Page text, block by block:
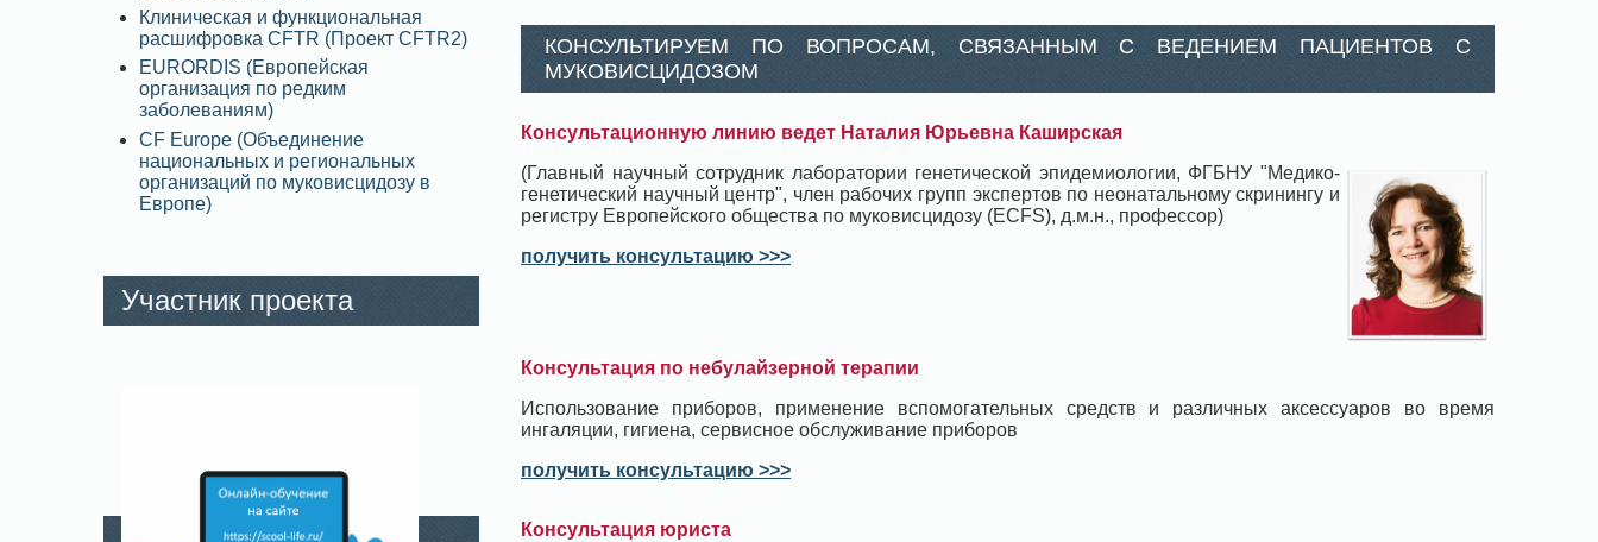
КОНСУЛЬТИРУЕМ ПО ВОПРОСАМ, СВЯЗАННЫМ С ВЕДЕНИЕМ ПАЦИЕНТОВ С
МУКОВИСЦИДОЗОМ
Консультационную линию ведет Наталия Юрьевна Каширская
(Главный научный сотрудник лаборатории генетической эпидемиологии, ФГБНУ "Медико-
генетический научный центр", член рабочих групп экспертов по неонатальному скринингу и
регистру Европейского общества по муковисцидозу (ECFS), д.м.н., профессор)
получить консультацию >>>
Консультация по небулайзерной терапии
Использование приборов, применение вспомогательных средств и различных аксессуаров во время
ингаляции, гигиена, сервисное обслуживание приборов
получить консультацию >>>
Консультация юриста
Клиническая и функциональная
расшифровка CFTR (Проект CFTR2)
EURORDIS (Европейская
организация по редким
заболеваниям)
CF Europe (Объединение
национальных и региональных
организаций по муковисцидозу в
Европе)
Участник проекта